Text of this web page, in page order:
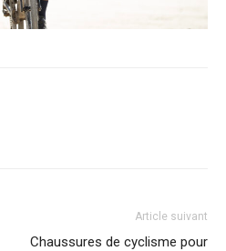
Article suivant
Chaussures de cyclisme pour